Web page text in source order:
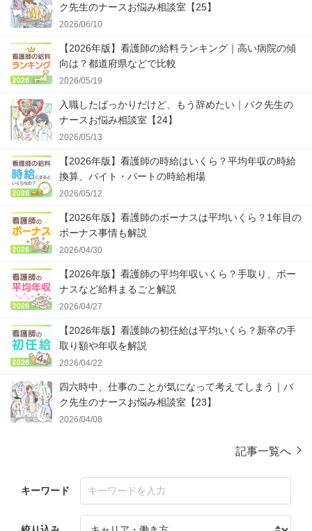
ク先生のナースお悩み相談室【25】
2026/06/10
【2026年版】看護師の給料ランキング｜高い病院の傾
向は？都道府県などで比較
2026/05/19
入職したばっかりだけど、もう辞めたい｜バク先生の
ナースお悩み相談室【24】
2026/05/13
【2026年版】看護師の時給はいくら？平均年収の時給
換算、バイト・パートの時給相場
2026/05/12
【2026年版】看護師のボーナスは平均いくら？1年目の
ボーナス事情も解説
2026/04/30
【2026年版】看護師の平均年収いくら？手取り、ボー
ナスなど給料まるごと解説
2026/04/27
【2026年版】看護師の初任給は平均いくら？新卒の手
取り額や年収を解説
2026/04/22
四六時中、仕事のことが気になって考えてしまう｜バ
ク先生のナースお悩み相談室【23】
2026/04/08
記事一覧へ
キーワード